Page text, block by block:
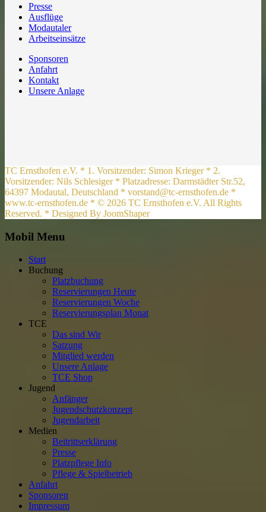
Presse
Ausflüge
Modautaler
Arbeitseinsätze
Sponsoren
Anfahrt
Kontakt
Unsere Anlage
TC Ernsthofen e.V. * 1. Vorsitzender: Simon Krieger * 2.
Vorsitzender: Nils Schlesiger * Platzadresse: Darmstädter Str.52,
64397 Modautal, Deutschland * vorstand@tc-ernsthofen.de *
www.tc-ernsthofen.de * © 2026 TC Ernsthofen e.V. All Rights
Reserved. * Designed By JoomShaper
Mobil Menu
Start
Buchung
Platzbuchung
Reservierungen Heute
Reservierungen Woche
Reservierungsplan Monat
TCE
Das sind Wir
Satzung
Mitglied werden
Unsere Anlage
TCE Shop
Jugend
Anfänger
Jugendschutzkonzept
Jugendarbeit
Medien
Beitrittserklärung
Presse
Platzpflege Info
Pflege & Spielbetrieb
Anfahrt
Sponsoren
Impressum